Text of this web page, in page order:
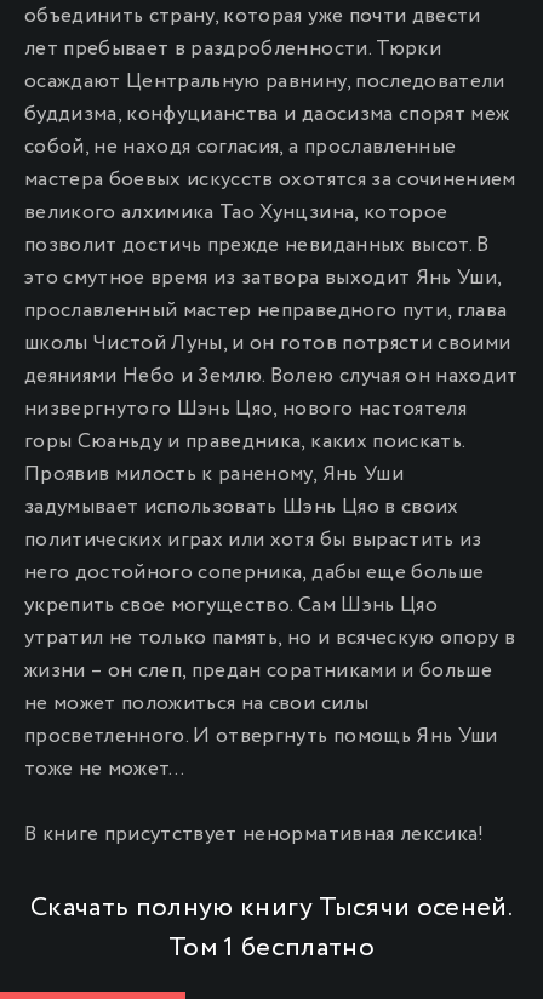
объединить страну, которая уже почти двести
лет пребывает в раздробленности. Тюрки
осаждают Центральную равнину, последователи
буддизма, конфуцианства и даосизма спорят меж
собой, не находя согласия, а прославленные
мастера боевых искусств охотятся за сочинением
великого алхимика Тао Хунцзина, которое
позволит достичь прежде невиданных высот. В
это смутное время из затвора выходит Янь Уши,
прославленный мастер неправедного пути, глава
школы Чистой Луны, и он готов потрясти своими
деяниями Небо и Землю. Волею случая он находит
низвергнутого Шэнь Цяо, нового настоятеля
горы Сюаньду и праведника, каких поискать.
Проявив милость к раненому, Янь Уши
задумывает использовать Шэнь Цяо в своих
политических играх или хотя бы вырастить из
него достойного соперника, дабы еще больше
укрепить свое могущество. Сам Шэнь Цяо
утратил не только память, но и всяческую опору в
жизни – он слеп, предан соратниками и больше
не может положиться на свои силы
просветленного. И отвергнуть помощь Янь Уши
тоже не может…
В книге присутствует ненормативная лексика!
Скачать полную книгу Тысячи осеней.
Том 1 бесплатно